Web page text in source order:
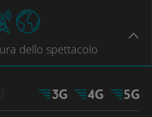
dello spettacolo